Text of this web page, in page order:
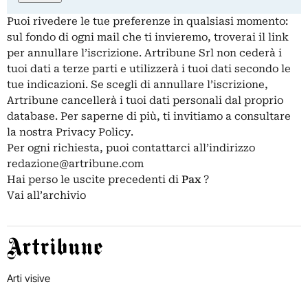
Puoi rivedere le tue preferenze in qualsiasi momento:
sul fondo di ogni mail che ti invieremo, troverai il link
per annullare l’iscrizione. Artribune Srl non cederà i
tuoi dati a terze parti e utilizzerà i tuoi dati secondo le
tue indicazioni. Se scegli di annullare l’iscrizione,
Artribune cancellerà i tuoi dati personali dal proprio
database. Per saperne di più, ti invitiamo a consultare
la nostra Privacy Policy.
Per ogni richiesta, puoi contattarci all’indirizzo
redazione@artribune.com
Hai perso le uscite precedenti di Pax?
Vai all’archivio
Artribune
Arti visive